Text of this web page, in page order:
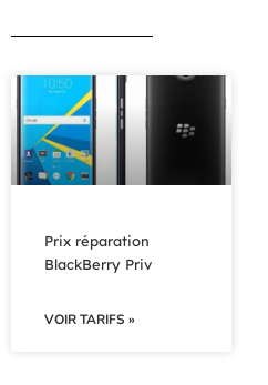
Prix réparation
BlackBerry Priv
VOIR TARIFS »